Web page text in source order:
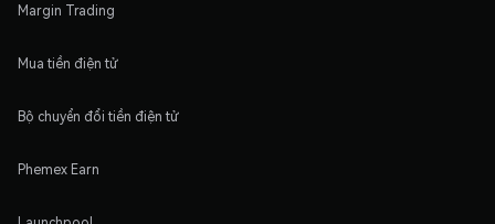
Margin Trading
Mua tiền điện tử
Bộ chuyển đổi tiền điện tử
Phemex Earn